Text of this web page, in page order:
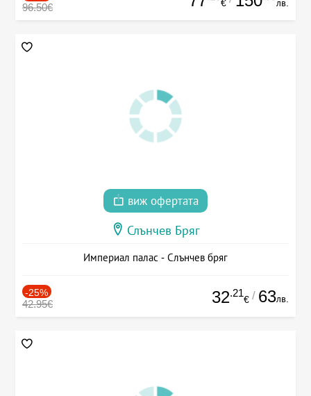
96.50€ € лв.
виж офертата
Слънчев Бряг
Империал палас - Слънчев бряг
-25%
42.95€ 32.21
€ / 63лв.